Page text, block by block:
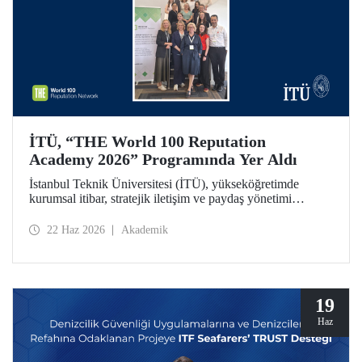
İTÜ, “THE World 100 Reputation
Academy 2026” Programında Yer Aldı
İstanbul Teknik Üniversitesi (İTÜ), yükseköğretimde
kurumsal itibar, stratejik iletişim ve paydaş yönetimi
World 100 Reputation Network tarafından düzenlenen
22 Haz 2026 Akademik
19
Haz